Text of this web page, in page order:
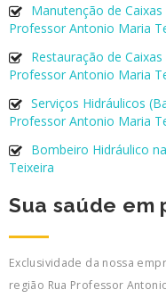
Manutenção de Caixas
Professor Antonio Maria
Restauração de
Professor Antonio Maria
Serviços Hidráulicos
Professor Antonio Maria
Bombeiro Hidráulico
Teixeira
Sua saúde em
Exclusividade da nossa
região Rua Professor